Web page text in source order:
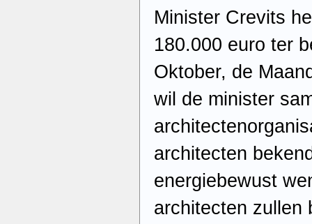
Minister Crevits
180.000 euro ter
Oktober, de
wil de minister
architecten
energiebewust
architecten zullen